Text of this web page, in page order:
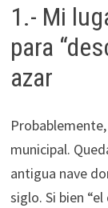
1.- Mi
para
azar
municipal.
antigua nave
siglo. Si bien
nuestro sitio,
aumentas la
posibilidad de
ofertas